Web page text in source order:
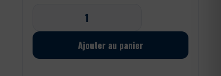
Agrafeuse
Graf
Ajouter au panier